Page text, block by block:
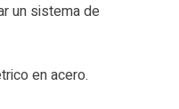
un sistema de
en acero.